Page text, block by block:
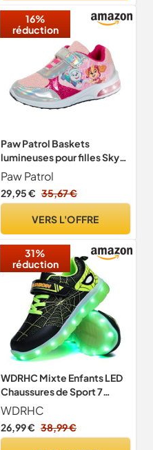
16%
réduction
Paw Patrol Baskets
lumineuses pour filles Skye
avec lumières clignotantes
Chaussures de sport
Escarpins Baskets LED,
Paw Patrol
29,95 € 35,67 €
VERS L'OFFRE
31%
réduction
WDRHC Mixte Enfants LED
Chaussures de Sport 7
Changement de Couleur
Chaussure de Mutilsport
USB Rechargeable LED
WDRHC
26,99 € 38,99 €